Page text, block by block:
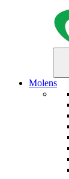
Molens